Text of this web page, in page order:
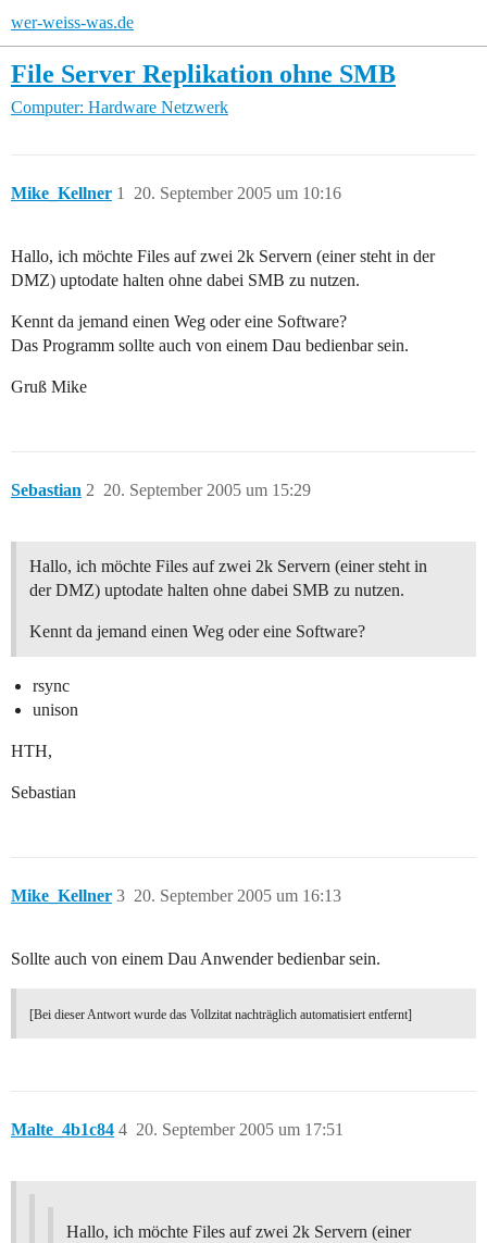
wer-weiss-was.de
File Server Replikation ohne SMB
Computer: Hardware Netzwerk
Mike_Kellner 20. September 2005 um 10:16
1
Hallo, ich möchte Files auf zwei 2k Servern (einer steht in der
DMZ) uptodate halten ohne dabei SMB zu nutzen.
Kennt da jemand einen Weg oder eine Software?
Das Programm sollte auch von einem Dau bedienbar sein.
Gruß Mike
Sebastian 20. September 2005 um 15:29
2
Hallo, ich möchte Files auf zwei 2k Servern (einer steht in
der DMZ) uptodate halten ohne dabei SMB zu nutzen.
Kennt da jemand einen Weg oder eine Software?
rsync
unison
HTH,
Sebastian
Mike_Kellner 20. September 2005 um 16:13
3
Sollte auch von einem Dau Anwender bedienbar sein.
[Bei dieser Antwort wurde das Vollzitat nachträglich automatisiert entfernt]
Malte_4b1c84 20. September 2005 um 17:51
4
Hallo, ich möchte Files auf zwei 2k Servern (einer